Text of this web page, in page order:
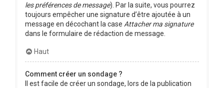
les préférences de message). Par la suite, vous pourrez
toujours empêcher une signature d’être ajoutée à un
message en décochant la case Attacher ma signature
dans le formulaire de rédaction de message.
Haut
Comment créer un sondage ?
Il est facile de créer un sondage, lors de la publication